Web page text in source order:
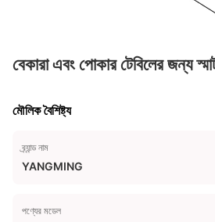
বেকারা এবং পোকার টেবিলের জন্য
মৌলিক বৈশিষ্ট্য
ব্র্যান্ড নাম
YANGMING
পণ্যের মডেল